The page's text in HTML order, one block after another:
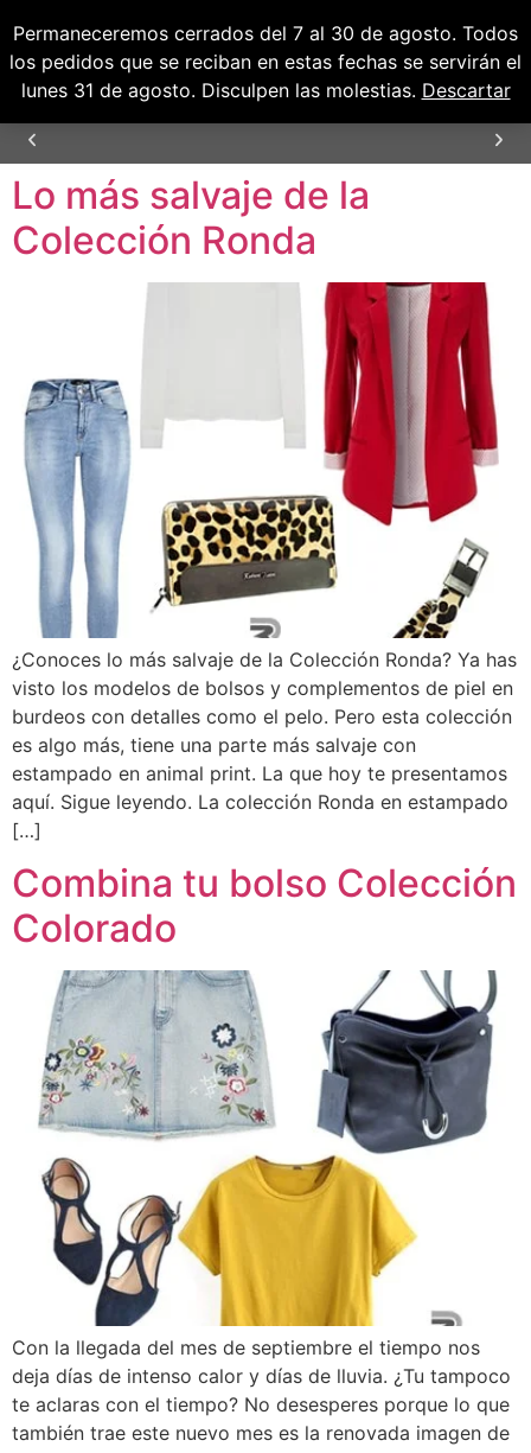
Permaneceremos cerrados del 7 al 30 de agosto. Todos
los pedidos que se reciban en estas fechas se servirán el
lunes 31 de agosto. Disculpen las molestias. Descartar
0,00€
0
ENVÍOS GRATUITOS PARA PENÍNSULA Y
BALEARES
Lo más salvaje de la
Colección Ronda
¿Conoces lo más salvaje de la Colección Ronda? Ya has
visto los modelos de bolsos y complementos de piel en
burdeos con detalles como el pelo. Pero esta colección
es algo más, tiene una parte más salvaje con
estampado en animal print. La que hoy te presentamos
aquí. Sigue leyendo. La colección Ronda en estampado
[…]
Combina tu bolso Colección
Colorado
Con la llegada del mes de septiembre el tiempo nos
deja días de intenso calor y días de lluvia. ¿Tu tampoco
te aclaras con el tiempo? No desesperes porque lo que
también trae este nuevo mes es la renovada imagen de